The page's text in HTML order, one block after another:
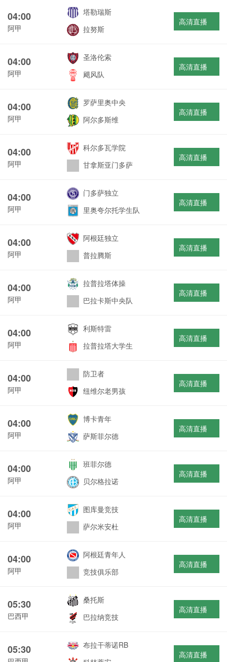
04:00
阿甲
塔勒瑞斯
拉努斯
高清直播
04:00
阿甲
圣洛伦索
飓风队
高清直播
04:00
阿甲
罗萨里奥中央
阿尔多斯维
高清直播
04:00
阿甲
科尔多瓦学院
甘拿斯亚门多萨
高清直播
04:00
阿甲
门多萨独立
里奥夸尔托学生队
高清直播
04:00
阿甲
阿根廷独立
普拉腾斯
高清直播
04:00
阿甲
拉普拉塔体操
巴拉卡斯中央队
高清直播
04:00
阿甲
利斯特雷
拉普拉塔大学生
高清直播
04:00
阿甲
防卫者
纽维尔老男孩
高清直播
04:00
阿甲
博卡青年
萨斯菲尔德
高清直播
04:00
阿甲
班菲尔德
贝尔格拉诺
高清直播
04:00
阿甲
图库曼竞技
萨尔米安杜
高清直播
04:00
阿甲
阿根廷青年人
竞技俱乐部
高清直播
05:30
巴西甲
桑托斯
巴拉纳竞技
高清直播
05:30
布拉干蒂诺RB
高清直播